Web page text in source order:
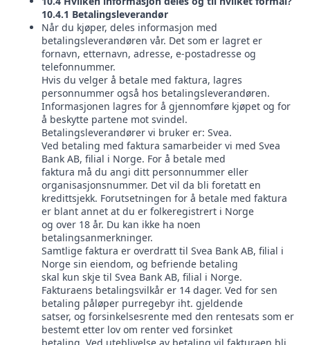
10.4.1 Betalingsleverandør
Når du kjøper, deles informasjon med
betalingsleverandøren vår. Det som er lagret er
fornavn, etternavn, adresse, e-postadresse og
telefonnummer.
Hvis du velger å betale med faktura, lagres
personnummer også hos betalingsleverandøren.
Informasjonen lagres for å gjennomføre kjøpet og for
å beskytte partene mot svindel.
Betalingsleverandører vi bruker er: Svea.
Ved betaling med faktura samarbeider vi med Svea
Bank AB, filial i Norge. For å betale med
faktura må du angi ditt personnummer eller
organisasjonsnummer. Det vil da bli foretatt en
kredittsjekk. Forutsetningen for å betale med faktura
er blant annet at du er folkeregistrert i Norge
og over 18 år. Du kan ikke ha noen
betalingsanmerkninger.
Samtlige faktura er overdratt til Svea Bank AB, filial i
Norge sin eiendom, og befriende betaling
skal kun skje til Svea Bank AB, filial i Norge.
Fakturaens betalingsvilkår er 14 dager. Ved for sen
betaling påløper purregebyr iht. gjeldende
satser, og forsinkelsesrente med den rentesats som er
bestemt etter lov om renter ved forsinket